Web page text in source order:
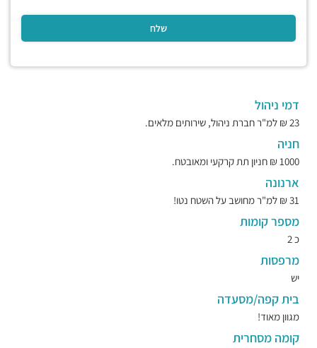
דמי ניהול
23 ₪ למ"ר חברת ניהול, שירותים מלאים.
חניה
1000 ₪ חניון תת קרקעי ומאובטח.
ארנונה
31 ₪ למ"ר מחושב על השטח נטו!
מספר קומות
כ 2
מרפסות
יש
בית קפה/מסעדה
מגוון מאוד!
קומה מסחרית